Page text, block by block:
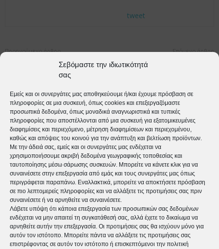
Σεβόμαστε την ιδιωτικότητά
σας
Εμείς και οι συνεργάτες μας αποθηκεύουμε ή/και έχουμε πρόσβαση σε
πληροφορίες σε μια συσκευή, όπως cookies και επεξεργαζόμαστε
προσωπικά δεδομένα, όπως μοναδικά αναγνωριστικά και τυπικές
πληροφορίες που αποστέλλονται από μια συσκευή για εξατομικευμένες
διαφημίσεις και περιεχόμενο, μέτρηση διαφημίσεων και περιεχομένου,
καθώς και απόψεις του κοινού για την ανάπτυξη και βελτίωση προϊόντων.
Με την άδειά σας, εμείς και οι συνεργάτες μας ενδέχεται να
χρησιμοποιήσουμε ακριβή δεδομένα γεωγραφικής τοποθεσίας και
ταυτοποίησης μέσω σάρωσης συσκευών. Μπορείτε να κάνετε κλικ για να
συναινέσετε στην επεξεργασία από εμάς και τους συνεργάτες μας όπως
περιγράφεται παραπάνω. Εναλλακτικά, μπορείτε να αποκτήσετε πρόσβαση
σε πιο λεπτομερείς πληροφορίες και να αλλάξετε τις προτιμήσεις σας πριν
συναινέσετε ή να αρνηθείτε να συναινέσετε.
Λάβετε υπόψη ότι κάποια επεξεργασία των προσωπικών σας δεδομένων
ενδέχεται να μην απαιτεί τη συγκατάθεσή σας, αλλά έχετε το δικαίωμα να
αρνηθείτε αυτήν την επεξεργασία. Οι προτιμήσεις σας θα ισχύουν μόνο για
αυτόν τον ιστότοπο. Μπορείτε πάντα να αλλάξετε τις προτιμήσεις σας
επιστρέφοντας σε αυτόν τον ιστότοπο ή επισκεπτόμενοι την πολιτική
tweet
Προηγούμενο άρθρο
Καρκίνος παχέος εντέρου:
Μείωση κινδύνου κατά 20-30%
συνήθεια
Επόμενο άρθρο
“ Άδεια φωλιά – ή μήπως
Ειδικευμένης στη Συστημική
Ψυχοθεραπεία
timeforlife_online
https://time4life.gr